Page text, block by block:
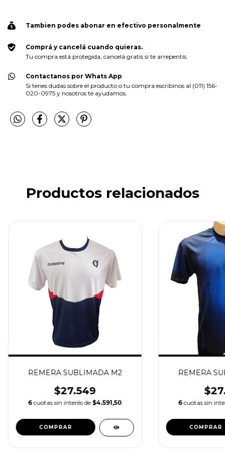
Tambien podes abonar en efectivo personalmente
Comprá y cancelá cuando quieras.
Tu compra está protegida, cancelá gratis si te arrepentís.
Contactanos por Whats App
Si tenes dudas sobre el producto o tu compra escribinos al (011) 156-
020-0975 y nosotros te ayudamos.
Productos relacionados
REMERA SUBLIMADA M2
$27.549
6 cuotas sin interés de $4.591,50
COMPRAR
REMERA
6 cuotas sin
COMPRAR